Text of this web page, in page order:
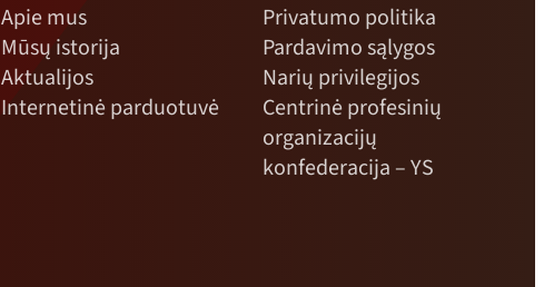
Apie mus
Mūsų istorija
Aktualijos
Internetinė parduotuvė
Privatumo politika
Pardavimo sąlygos
Narių privilegijos
Centrinė profesinių
organizacijų
konfederacija – YS